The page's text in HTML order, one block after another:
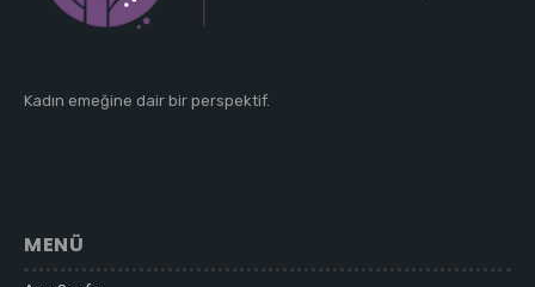
Kadın emeğine dair bir perspektif.
MENÜ